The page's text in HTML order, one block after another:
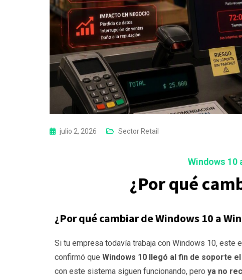
julio 2, 2026 Sector Retail
Windows 10
¿Por qué
¿Por qué cambiar de Windows 10 a
Si tu empresa todavía trabaja con Windows 10,
confirmó que Windows 10 llegó al fin de soporte
con este sistema siguen funcionando, pero ya no